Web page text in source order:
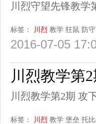
川烈守望先锋教学
标签： 川烈 教学 狂鼠 防守
2016-07-05
川烈教学第
川烈教学第2期 攻
标签： 川烈 教学 堡垒 托比